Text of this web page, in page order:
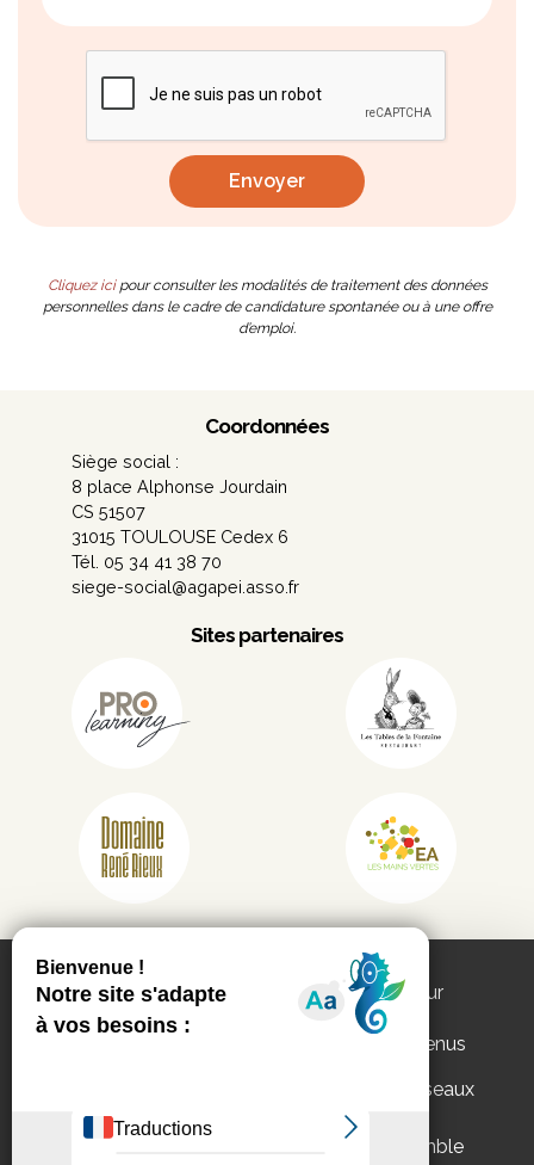
Cliquez icipour consulter les modalités de traitement des données
personnelles dans le cadre de candidature spontanée ou à une offre
d’emploi.
Coordonnées
Siège social :
8 place Alphonse Jourdain
CS 51507
31015 TOULOUSE Cedex 6
Tél. 05 34 41 38 70
siege-social@agapei.asso.fr
Sites partenaires
Mentions légales
Politique de
confidentialité
Ce site utilise les services de partenaires pour
vous proposer :
des vidéos, des publications et des contenus
des fonctionnalités de partage sur les réseaux
sociaux.
Vous pouvez
refuser
l’ensemble